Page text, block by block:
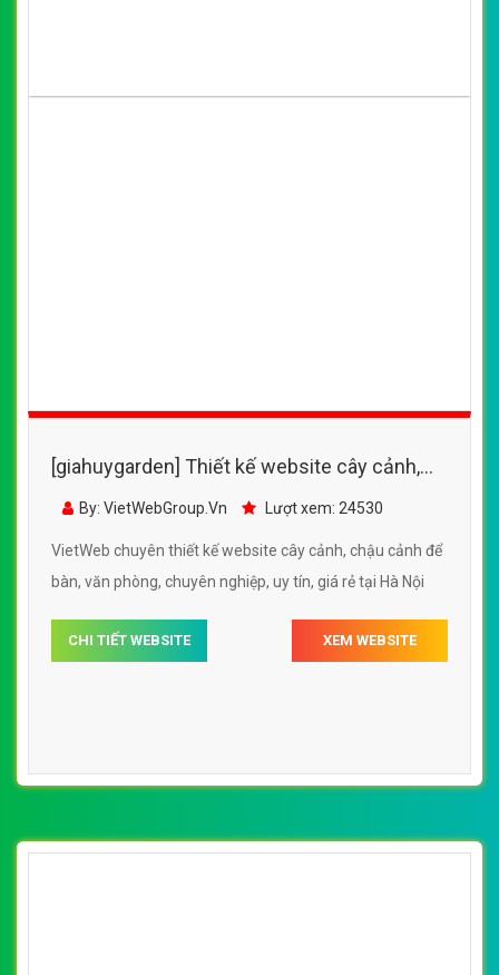
[giahuygarden] Thiết kế website cây cảnh,
chậu cảnh để bàn, văn phòng
By: VietWebGroup.Vn Lượt xem: 24530
VietWeb chuyên thiết kế website cây cảnh, chậu cảnh để
bàn, văn phòng, chuyên nghiệp, uy tín, giá rẻ tại Hà Nội
CHI TIẾT WEBSITE XEM WEBSITE